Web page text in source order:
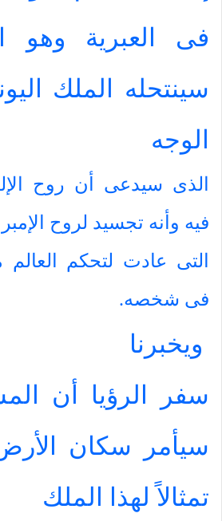
فى العبرية وهو
سينتحله الملك
الوجه
الذى سيدعى أن روح
فيه وأنه تجسيد لروح
التى عادت لتحكم
فى شخصه.
ويخبرنا
سفر الرؤيا أن
سيأمر سكان
تمثالاً لهذا الملك